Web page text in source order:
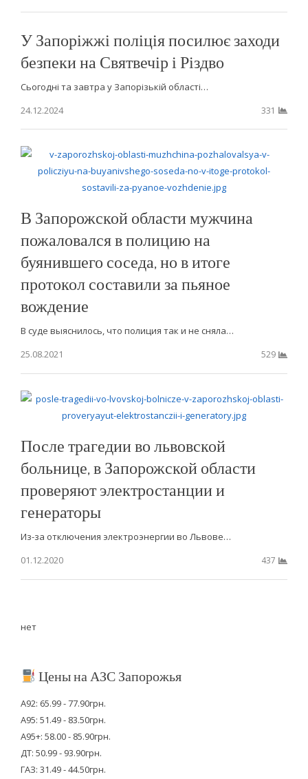
У Запоріжжі поліція посилює заходи
безпеки на Святвечір і Різдво
Сьогодні та завтра у Запорізькій області…
24.12.2024
331
В Запорожской области мужчина
пожаловался в полицию на
буянившего соседа, но в итоге
протокол составили за пьяное
вождение
В суде выяснилось, что полиция так и не сняла…
25.08.2021
529
После трагедии во львовской
больнице, в Запорожской области
проверяют электростанции и
генераторы
Из-за отключения электроэнергии во Львове…
01.12.2020
437
нет
Цены на АЗС Запорожья
А92: 65.99 - 77.90грн.
А95: 51.49 - 83.50грн.
А95+: 58.00 - 85.90грн.
ДТ: 50.99 - 93.90грн.
ГАЗ: 31.49 - 44.50грн.